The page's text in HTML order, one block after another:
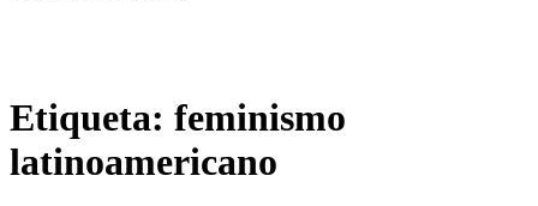
Etiqueta: feminismo
latinoamericano